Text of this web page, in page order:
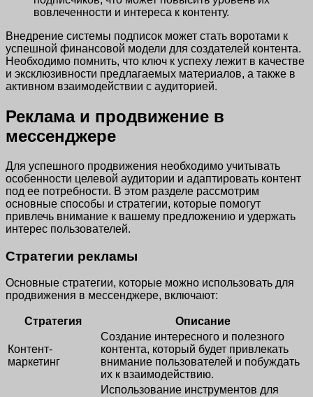
вовлеченности и интереса к контенту.
Внедрение системы подписок может стать воротами к
успешной финансовой модели для создателей контента.
Необходимо помнить, что ключ к успеху лежит в качестве
и эксклюзивности предлагаемых материалов, а также в
активном взаимодействии с аудиторией.
Реклама и продвижение в
мессенджере
Для успешного продвижения необходимо учитывать
особенности целевой аудитории и адаптировать контент
под ее потребности. В этом разделе рассмотрим
основные способы и стратегии, которые помогут
привлечь внимание к вашему предложению и удержать
интерес пользователей.
Стратегии рекламы
Основные стратегии, которые можно использовать для
продвижения в мессенджере, включают:
Стратегия Описание
Контент-
маркетинг
Создание интересного и полезного
контента, который будет привлекать
внимание пользователей и побуждать
их к взаимодействию.
Использование инструментов для